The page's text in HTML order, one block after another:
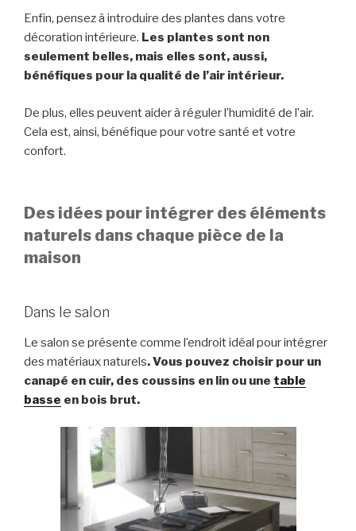
Enfin, pensez à introduire des plantes dans votre
décoration intérieure. Les plantes sont non
seulement belles, mais elles sont, aussi,
bénéfiques pour la qualité de l’air intérieur.
De plus, elles peuvent aider à réguler l’humidité de l’air.
Cela est, ainsi, bénéfique pour votre santé et votre
confort.
Des idées pour intégrer des éléments
naturels dans chaque pièce de la
maison
Dans le salon
Le salon se présente comme l’endroit idéal pour intégrer
des matériaux naturels. Vous pouvez choisir pour un
canapé en cuir, des coussins en lin ou une table
basse en bois brut.